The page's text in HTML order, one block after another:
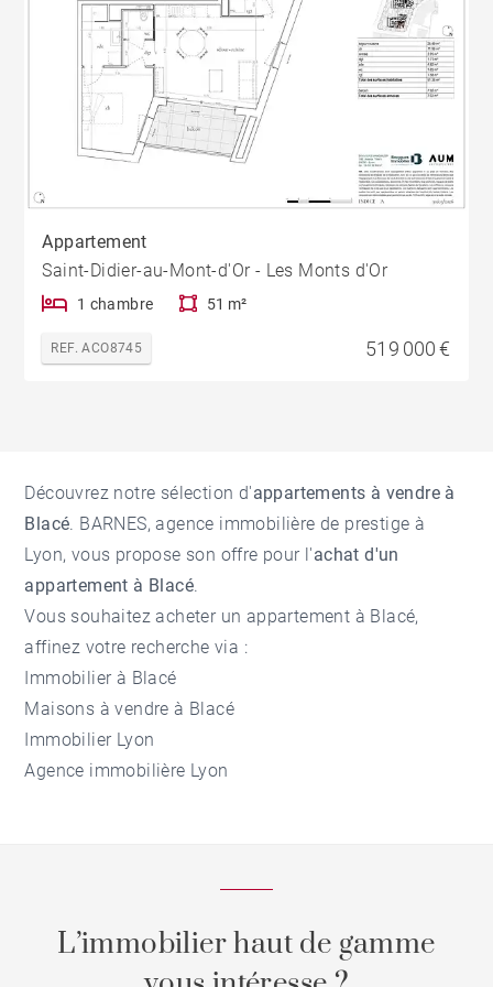
Appartement
Saint-Didier-au-Mont-d'Or - Les Monts d'Or
1 chambre 51 m²
REF. ACO8745 519 000 €
Découvrez notre sélection d'appartements à vendre à
Blacé. BARNES, agence immobilière de prestige à
Lyon, vous propose son offre pour l'achat d'un
appartement à Blacé.
Vous souhaitez acheter un appartement à Blacé,
affinez votre recherche via :
Immobilier à Blacé
Maisons à vendre à Blacé
Immobilier Lyon
Agence immobilière Lyon
L’immobilier haut de gamme